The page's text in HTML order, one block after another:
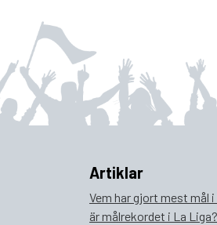
Artiklar
Vem har gjort mest mål i
är målrekordet i La Liga?